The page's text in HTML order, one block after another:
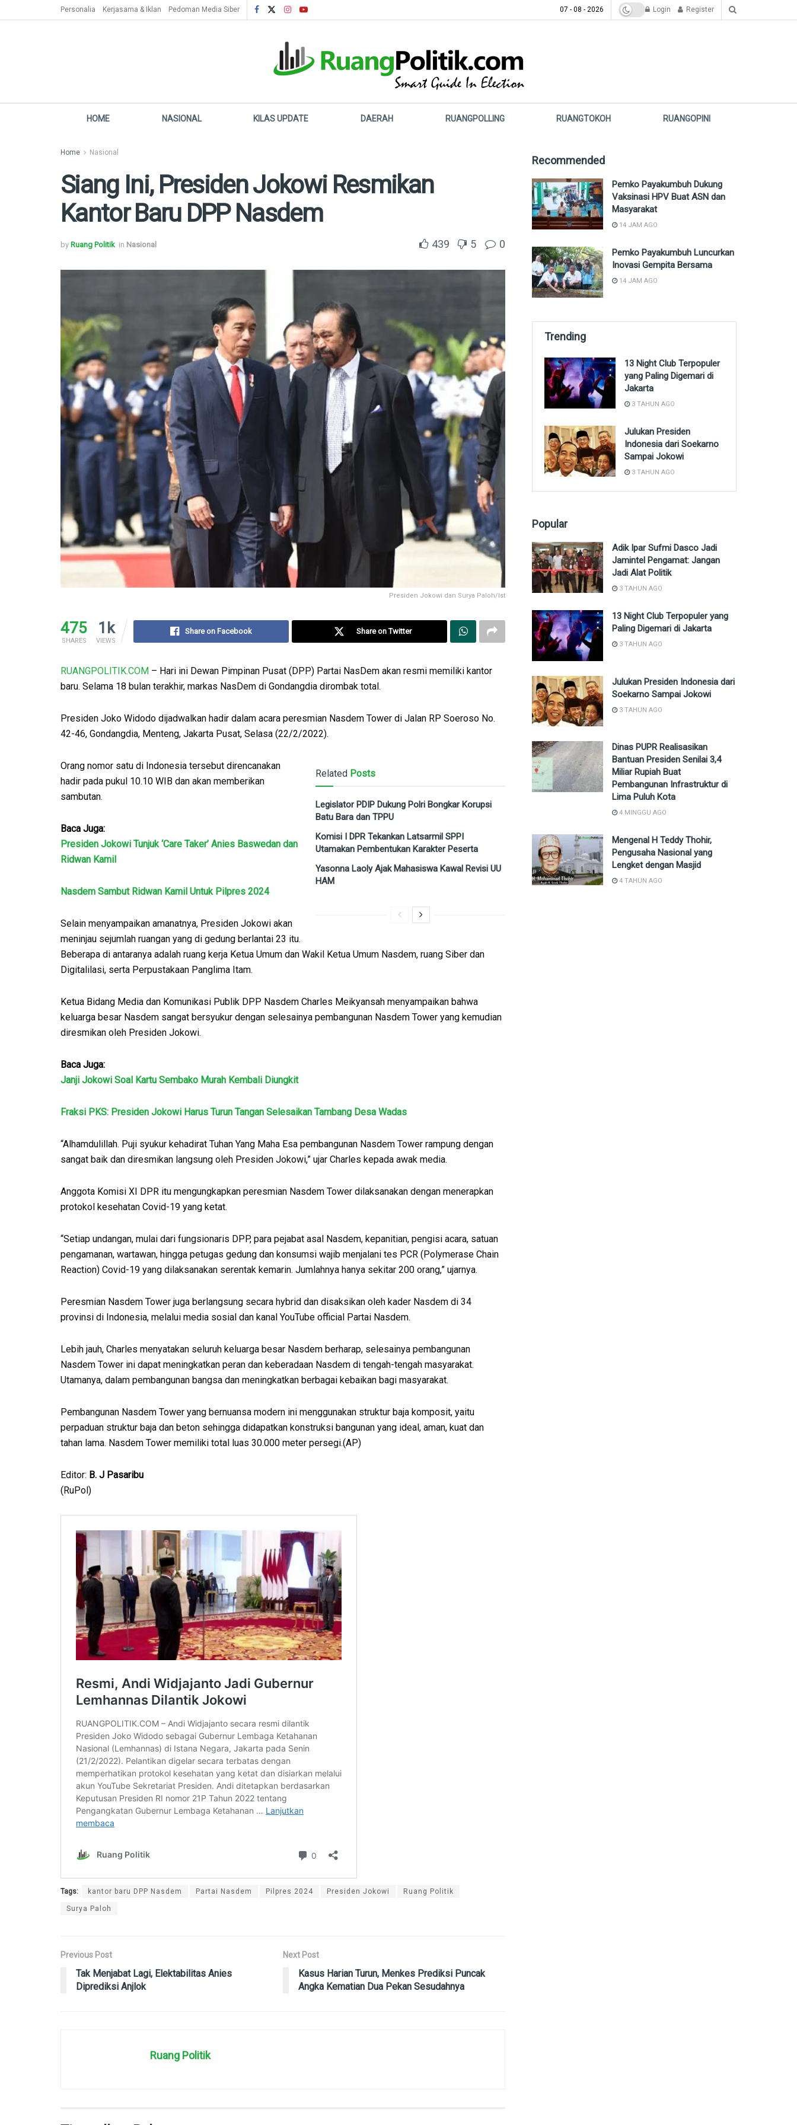
Personalia Kerjasama & Iklan Pedoman Media Siber 07 - 08 - 2026 Login Register
HOME NASIONAL KILAS UPDATE DAERAH RUANGPOLLING RUANGTOKOH RUANGOPINI
Home Nasional
Siang Ini, Presiden Jokowi Resmikan
Kantor Baru DPP Nasdem
by Ruang Politik in Nasional 439 5 0
Presiden Jokowi dan Surya Paloh/Ist
475
SHARES
1k
VIEWS
Share on Facebook Share on Twitter
RUANGPOLITIK.COM – Hari ini Dewan Pimpinan Pusat (DPP) Partai NasDem akan resmi memiliki kantor
baru. Selama 18 bulan terakhir, markas NasDem di Gondangdia dirombak total.
Presiden Joko Widodo dijadwalkan hadir dalam acara peresmian Nasdem Tower di Jalan RP Soeroso No.
42-46, Gondangdia, Menteng, Jakarta Pusat, Selasa (22/2/2022).
Related Posts
Legislator PDIP Dukung Polri Bongkar Korupsi
Batu Bara dan TPPU
Komisi I DPR Tekankan Latsarmil SPPI
Utamakan Pembentukan Karakter Peserta
Yasonna Laoly Ajak Mahasiswa Kawal Revisi UU
HAM
Orang nomor satu di Indonesia tersebut direncanakan
hadir pada pukul 10.10 WIB dan akan memberikan
sambutan.
Baca Juga:
Presiden Jokowi Tunjuk ‘Care Taker’ Anies Baswedan dan
Ridwan Kamil
Nasdem Sambut Ridwan Kamil Untuk Pilpres 2024
Selain menyampaikan amanatnya, Presiden Jokowi akan
meninjau sejumlah ruangan yang di gedung berlantai 23 itu.
Beberapa di antaranya adalah ruang kerja Ketua Umum dan Wakil Ketua Umum Nasdem, ruang Siber dan
Digitalilasi, serta Perpustakaan Panglima Itam.
Ketua Bidang Media dan Komunikasi Publik DPP Nasdem Charles Meikyansah menyampaikan bahwa
keluarga besar Nasdem sangat bersyukur dengan selesainya pembangunan Nasdem Tower yang kemudian
diresmikan oleh Presiden Jokowi.
Baca Juga:
Janji Jokowi Soal Kartu Sembako Murah Kembali Diungkit
Fraksi PKS: Presiden Jokowi Harus Turun Tangan Selesaikan Tambang Desa Wadas
“Alhamdulillah. Puji syukur kehadirat Tuhan Yang Maha Esa pembangunan Nasdem Tower rampung dengan
sangat baik dan diresmikan langsung oleh Presiden Jokowi,” ujar Charles kepada awak media.
Anggota Komisi XI DPR itu mengungkapkan peresmian Nasdem Tower dilaksanakan dengan menerapkan
protokol kesehatan Covid-19 yang ketat.
“Setiap undangan, mulai dari fungsionaris DPP, para pejabat asal Nasdem, kepanitian, pengisi acara, satuan
pengamanan, wartawan, hingga petugas gedung dan konsumsi wajib menjalani tes PCR (Polymerase Chain
Reaction) Covid-19 yang dilaksanakan serentak kemarin. Jumlahnya hanya sekitar 200 orang,” ujarnya.
Peresmian Nasdem Tower juga berlangsung secara hybrid dan disaksikan oleh kader Nasdem di 34
provinsi di Indonesia, melalui media sosial dan kanal YouTube official Partai Nasdem.
Lebih jauh, Charles menyatakan seluruh keluarga besar Nasdem berharap, selesainya pembangunan
Nasdem Tower ini dapat meningkatkan peran dan keberadaan Nasdem di tengah-tengah masyarakat.
Utamanya, dalam pembangunan bangsa dan meningkatkan berbagai kebaikan bagi masyarakat.
Pembangunan Nasdem Tower yang bernuansa modern ini menggunakan struktur baja komposit, yaitu
perpaduan struktur baja dan beton sehingga didapatkan konstruksi bangunan yang ideal, aman, kuat dan
tahan lama. Nasdem Tower memiliki total luas 30.000 meter persegi.(AP)
Editor: B. J Pasaribu
(RuPol)
Tags: kantor baru DPP Nasdem Partai Nasdem Pilpres 2024 Presiden Jokowi Ruang Politik
Surya Paloh
Previous Post
Tak Menjabat Lagi, Elektabilitas Anies
Diprediksi Anjlok
Next Post
Kasus Harian Turun, Menkes Prediksi Puncak
Angka Kematian Dua Pekan Sesudahnya
Ruang Politik
Recommended
Pemko Payakumbuh Dukung
Vaksinasi HPV Buat ASN dan
Masyarakat
14 JAM AGO
Pemko Payakumbuh Luncurkan
Inovasi Gempita Bersama
14 JAM AGO
Trending
13 Night Club Terpopuler
yang Paling Digemari di
Jakarta
3 TAHUN AGO
Julukan Presiden
Indonesia dari Soekarno
Sampai Jokowi
3 TAHUN AGO
Popular
Adik Ipar Sufmi Dasco Jadi
Jamintel Pengamat: Jangan
Jadi Alat Politik
3 TAHUN AGO
13 Night Club Terpopuler yang
Paling Digemari di Jakarta
3 TAHUN AGO
Julukan Presiden Indonesia dari
Soekarno Sampai Jokowi
3 TAHUN AGO
Dinas PUPR Realisasikan
Bantuan Presiden Senilai 3,4
Miliar Rupiah Buat
Pembangunan Infrastruktur di
Lima Puluh Kota
4 MINGGU AGO
Mengenal H Teddy Thohir,
Pengusaha Nasional yang
Lengket dengan Masjid
4 TAHUN AGO